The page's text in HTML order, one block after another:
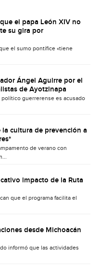
el papa León XIV no
su gira por
el sumo pontífice «tiene
Ángel Aguirre por el
de Ayotzinapa
político guerrerense es acusado
la cultura de prevención a
de verano con
impacto de la Ruta
que el programa facilita el
desde Michoacán
informó que las actividades